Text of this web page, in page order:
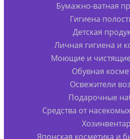
Бумажно-ватная
Гигиена
Детская
Личная гигиена и
Моющие и чистящие
Обувная
Освежители
Подарочные
Средства от
Японская косметика и